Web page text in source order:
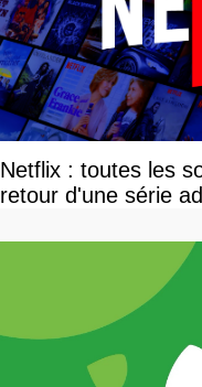
Netflix : toutes les
retour d'une série